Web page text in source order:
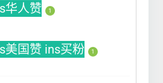
华人赞 1
美国赞 ins买粉 1